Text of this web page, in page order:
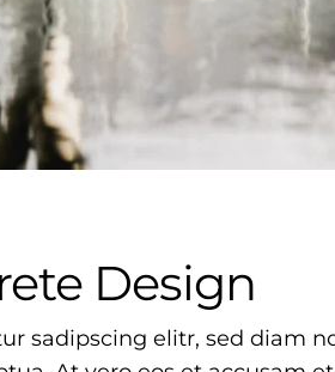
Design
sadipscing elitr, sed diam